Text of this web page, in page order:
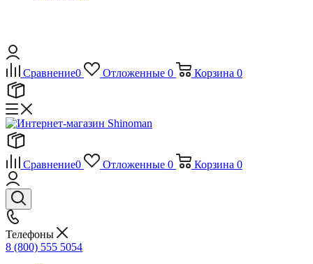
Сравнение0 Отложенные 0 Корзина 0
Сравнение0 Отложенные 0 Корзина 0
Телефоны
8 (800) 555 5054